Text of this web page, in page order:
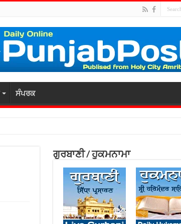
ਸੰਪਰਕ
ਗੁਰਬਾਣੀ / ਹੁਕਮਨਾਮਾ